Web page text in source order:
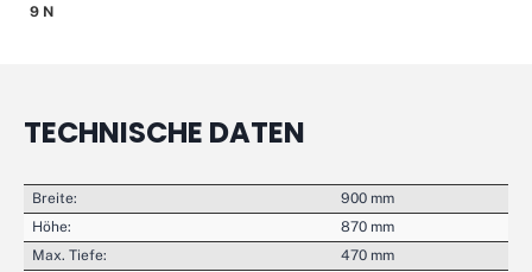
9 N
TECHNISCHE DATEN
Breite:
900 mm
Höhe:
870 mm
Max. Tiefe:
470 mm